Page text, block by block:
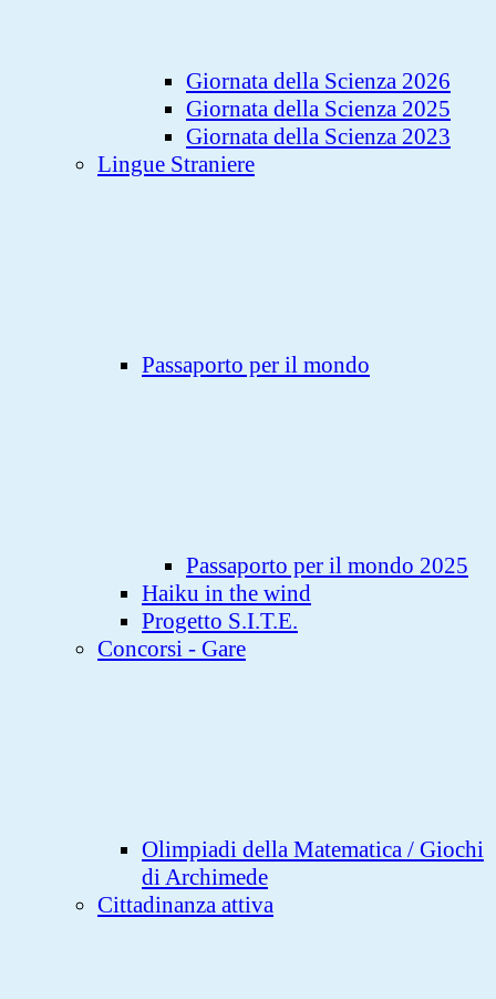
Giornata della Scienza 2026
Giornata della Scienza 2025
Giornata della Scienza 2023
Lingue Straniere
Passaporto per il mondo
Passaporto per il mondo 2025
Haiku in the wind
Progetto S.I.T.E.
Concorsi - Gare
Olimpiadi della Matematica / Giochi
di Archimede
Cittadinanza attiva